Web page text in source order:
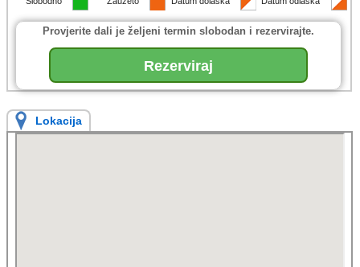
Provjerite dali je željeni termin slobodan i rezervirajte.
Rezerviraj
Lokacija